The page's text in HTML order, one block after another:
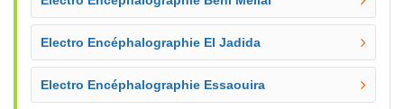
Electro Encéphalographie El Jadida
Electro Encéphalographie Essaouira